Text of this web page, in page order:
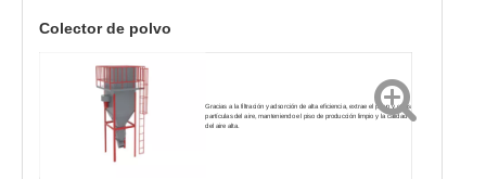
Colector de polvo
Gracias a la filtración y adsorción de alta eficiencia, extrae el polvo y otras
partículas del aire, manteniendo el piso de producción limpio y la calidad
del aire alta.